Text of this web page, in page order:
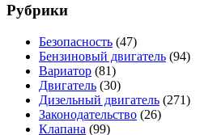
Рубрики
Безопасность (47)
Бензиновый двигатель (94)
Вариатор (81)
Двигатель (30)
Дизельный двигатель (271)
Законодательство (26)
Клапана (99)